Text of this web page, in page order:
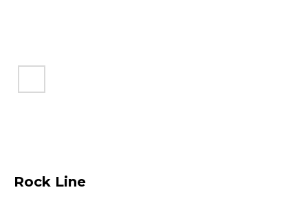
Rock Line